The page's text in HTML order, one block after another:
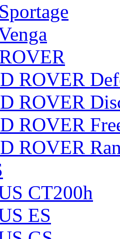
ROVER
ROVER
ROVER
ROVER
CT200h
ES